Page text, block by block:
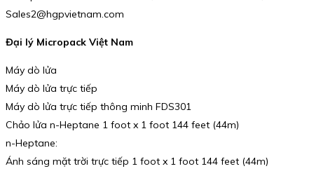
Sales2@hgpvietnam.com
Đại lý Micropack Việt Nam
Máy dò lửa
Máy dò lửa trực tiếp
Máy dò lửa trực tiếp thông minh FDS301
Chảo lửa n-Heptane 1 foot x 1 foot 144 feet (44m)
n-Heptane:
Ánh sáng mặt trời trực tiếp 1 foot x 1 foot 144 feet (44m)